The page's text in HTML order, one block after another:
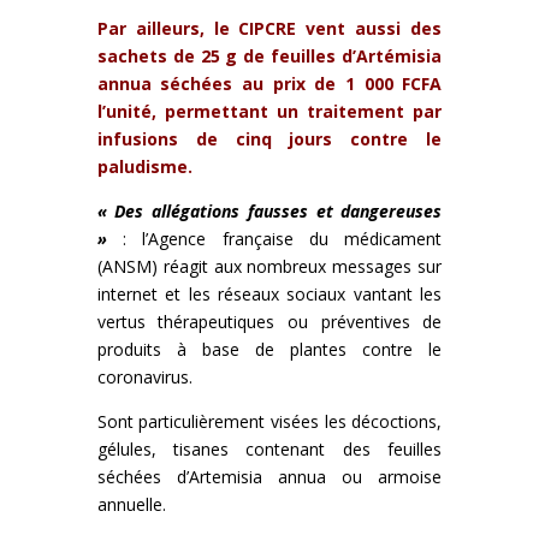
Par ailleurs, le CIPCRE vent aussi des
sachets de 25 g de feuilles d’Artémisia
annua séchées au prix de 1 000 FCFA
l’unité, permettant un traitement par
infusions de cinq jours contre le
paludisme.
« Des allégations fausses et dangereuses
» : l’Agence française du médicament
(ANSM) réagit aux nombreux messages sur
internet et les réseaux sociaux vantant les
vertus thérapeutiques ou préventives de
produits à base de plantes contre le
coronavirus.
Sont particulièrement visées les décoctions,
gélules, tisanes contenant des feuilles
séchées d’Artemisia annua ou armoise
annuelle.